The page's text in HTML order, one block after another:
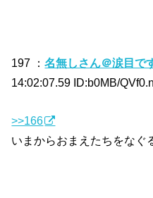
197 ：名無しさん＠涙目で
14:02:07.59 ID:b0MB/
>>166
いまからおまえたちをなぐ